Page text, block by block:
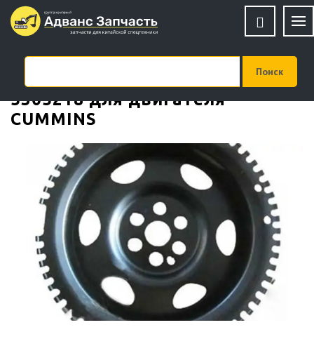
Демпфер ISF2.8 5282176,
5305218 для двигателя
CUMMINS